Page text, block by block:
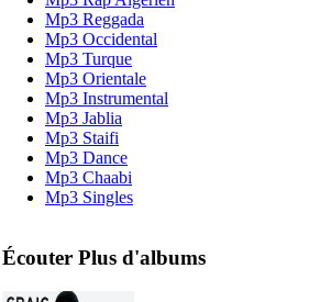
Mp3 Reggada
Mp3 Occidental
Mp3 Turque
Mp3 Orientale
Mp3 Instrumental
Mp3 Jablia
Mp3 Staifi
Mp3 Dance
Mp3 Chaabi
Mp3 Singles
Écouter Plus d'albums